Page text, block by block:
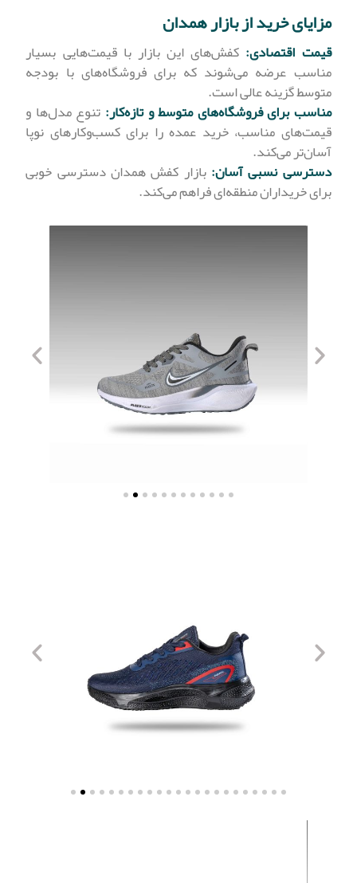
مزایای خرید از بازار همدان
قیمت اقتصادی: کفش‌های این بازار با قیمت‌هایی بسیار
مناسب عرضه می‌شوند که برای فروشگاه‌های با بودجه
متوسط گزینه عالی است.
مناسب برای فروشگاه‌های متوسط و تازه‌کار: تنوع مدل‌ها و
قیمت‌های مناسب، خرید عمده را برای کسب‌وکارهای نوپا
آسان‌تر می‌کند.
دسترسی نسبی آسان: بازار کفش همدان دسترسی خوبی
برای خریداران منطقه‌ای فراهم می‌کند.